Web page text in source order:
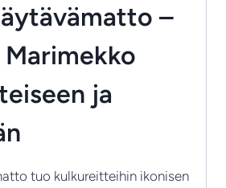
–
ja
tuo kulkureitteihin ikonisen